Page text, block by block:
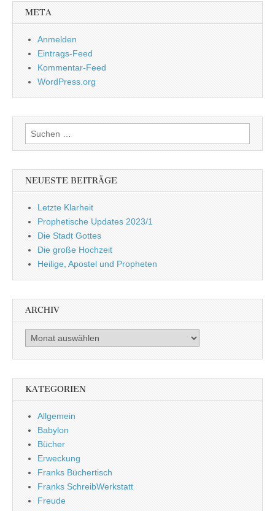
META
Anmelden
Eintrags-Feed
Kommentar-Feed
WordPress.org
Suchen
nach:
NEUESTE BEITRÄGE
Letzte Klarheit
Prophetische Updates 2023/1
Die Stadt Gottes
Die große Hochzeit
Heilige, Apostel und Propheten
ARCHIV
Archiv
KATEGORIEN
Allgemein
Babylon
Bücher
Erweckung
Franks Büchertisch
Franks SchreibWerkstatt
Freude